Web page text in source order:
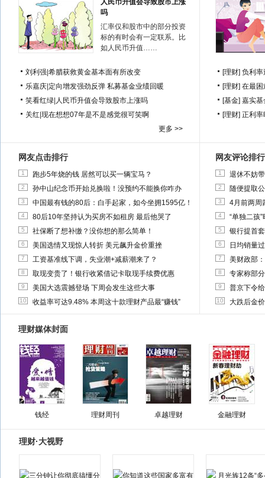
人民币升值会导致股市上涨
吗
汇率仅和股市中的部分投资
标的有时会有一定联系。比
如人民币升值……
刘利强 希腊获救黄金基本面有所改变
乐嘉庆 定向增发强劲反弹 私募基金业绩回暖
笑看红绿 人民币升值会导致股市上涨吗
关红 现在想想07年是不是感觉很可笑啊
更多 >>
[理财] 负利率
[理财] 在最困
[基金] 嘉实基
[理财] 正利率
网友点击排行
1 跑步5年烧的钱 居然可以买一辆宝马？
2 孙中山纪念币开始兑换啦！没预约不能换你咋办
3 中国最有钱的80后：白手起家，如今坐拥1595亿！
4 80后10年坚持认为买房不如租房 最后他哭了
5 社保断了想补缴？没你想的那么简单！
6 美国选情又现惊人转折 美元飙升金价重挫
7 工资基准线下调，失业潮+减薪潮来了？
8 取现变贵了！银行收紧借记卡取现手续费优惠
9 美国大选震撼登场 下周会发生这些大事
10 收益率可达9.48% 本周这十款理财产品最“赚钱”
网友评论排行
1 退休不妨
2 随便提取
3 4月前两周
4 “单独二孩
5 银行提首
6 日均销量
7 美财政部
8 专家称部
9 普京下令
10 大跌后金
理财媒体封面
钱经 理财周刊 卓越理财 金融理财
理财·大视野